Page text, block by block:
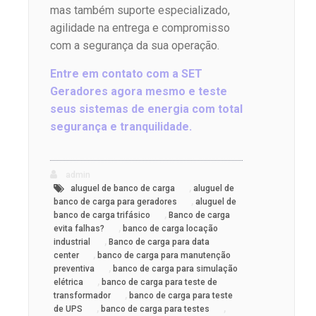
mas também suporte especializado,
agilidade na entrega e compromisso
com a segurança da sua operação.
Entre em contato com a SET
Geradores agora mesmo e teste
seus sistemas de energia com total
segurança e tranquilidade.
aluguel de banco de carga
aluguel de
banco de carga para geradores
aluguel de
banco de carga trifásico
Banco de carga
evita falhas?
banco de carga locação
industrial
Banco de carga para data
center
banco de carga para manutenção
preventiva
banco de carga para simulação
elétrica
banco de carga para teste de
transformador
banco de carga para teste
de UPS
banco de carga para testes